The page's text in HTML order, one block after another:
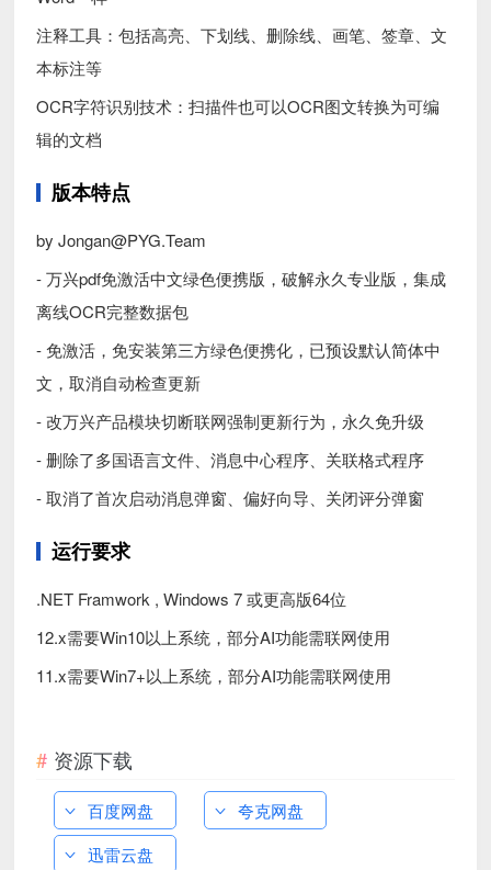
注释工具：包括高亮、下划线、删除线、画笔、签章、文
本标注等
OCR字符识别技术：扫描件也可以OCR图文转换为可编
辑的文档
版本特点
by Jongan@PYG.Team
- 万兴pdf免激活中文绿色便携版，破解永久专业版，集成
离线OCR完整数据包
- 免激活，免安装第三方绿色便携化，已预设默认简体中
文，取消自动检查更新
- 改万兴产品模块切断联网强制更新行为，永久免升级
- 删除了多国语言文件、消息中心程序、关联格式程序
- 取消了首次启动消息弹窗、偏好向导、关闭评分弹窗
运行要求
.NET Framwork , Windows 7 或更高版64位
12.x需要Win10以上系统，部分AI功能需联网使用
11.x需要Win7+以上系统，部分AI功能需联网使用
资源下载
百度网盘
夸克网盘
迅雷云盘